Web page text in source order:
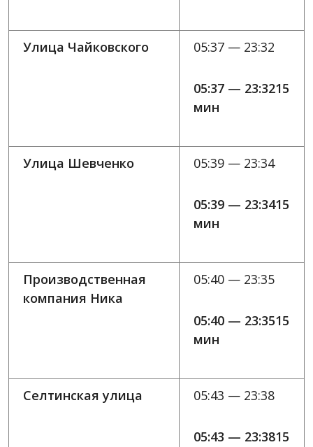
Улица Чайковского 05:37 — 23:32
05:37 — 23:3215
мин
Улица Шевченко 05:39 — 23:34
05:39 — 23:3415
мин
Производственная
компания Ника
05:40 — 23:35
05:40 — 23:3515
мин
Селтинская улица 05:43 — 23:38
05:43 — 23:3815